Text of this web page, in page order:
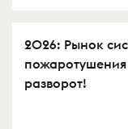
2026: Рынок
разворот!